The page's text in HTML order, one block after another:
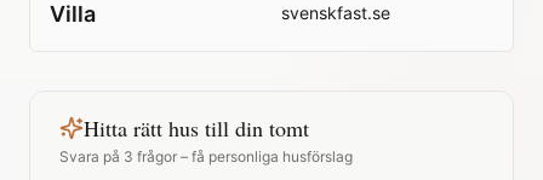
Villa svenskfast.se
Hitta rätt hus till din tomt
Svara på 3 frågor – få personliga husförslag